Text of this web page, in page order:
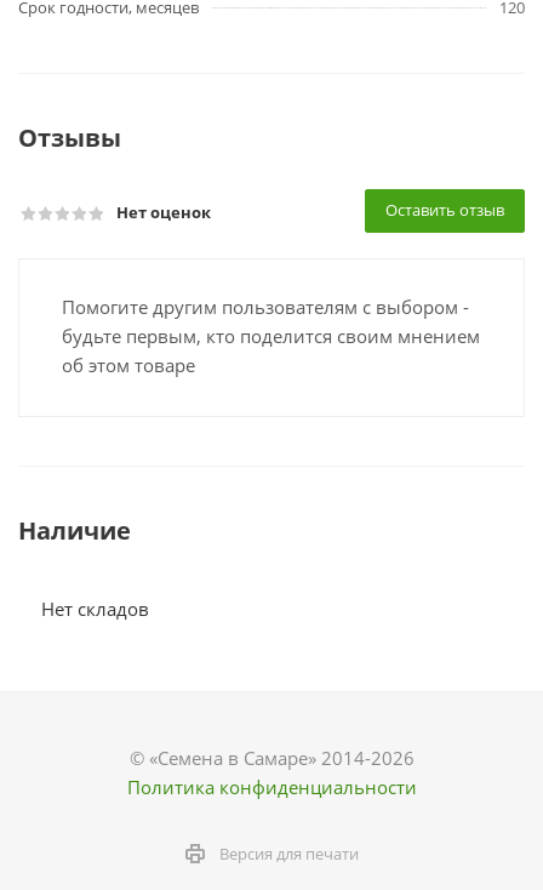
Срок годности, месяцев
120
Отзывы
Нет оценок Оставить отзыв
Помогите другим пользователям с выбором -
будьте первым, кто поделится своим мнением
об этом товаре
Наличие
Нет складов
© «Семена в Самаре» 2014-2026
Политика конфиденциальности
Версия для печати